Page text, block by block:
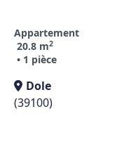
Appartement
20.8 m2
• 1 pièce
Dole
(39100)